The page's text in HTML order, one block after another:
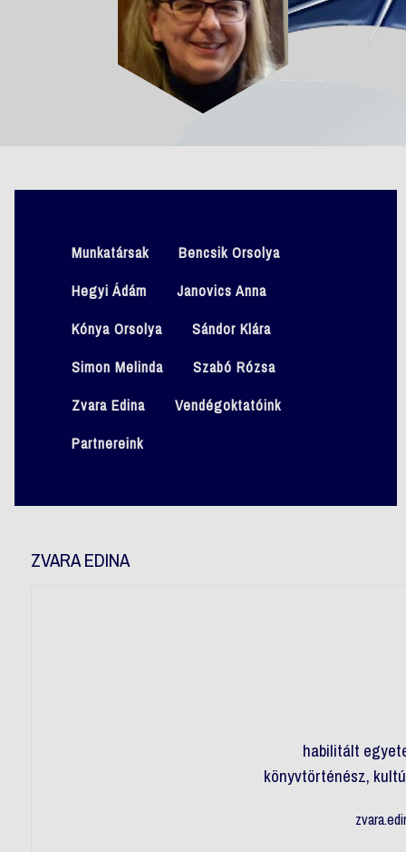
Munkatársak
Bencsik Orsolya
Hegyi Ádám
Janovics Anna
Kónya Orsolya
Sándor Klára
Simon Melinda
Szabó Rózsa
Zvara Edina
Vendégoktatóink
Partnereink
ZVARA EDINA
habilitált
könyvtörténész,